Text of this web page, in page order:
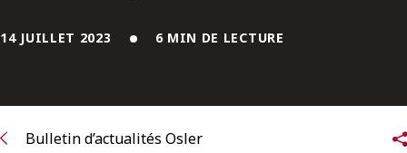
S’abonner
14 JUILLET 2023 6 MIN DE LECTURE
Bulletin d’actualités Osler